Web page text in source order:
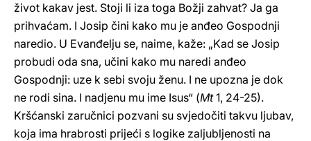
život kakav jest. Stoji li iza toga Božji zahvat? Ja ga
prihvaćam. I Josip čini kako mu je anđeo Gospodnji
naredio. U Evanđelju se, naime, kaže: „Kad se Josip
probudi oda sna, učini kako mu naredi anđeo
Gospodnji: uze k sebi svoju ženu. I ne upozna je dok
ne rodi sina. I nadjenu mu ime Isus“ (Mt1, 24-25).
Kršćanski zaručnici pozvani su svjedočiti takvu ljubav,
koja ima hrabrosti prijeći s logike zaljubljenosti na